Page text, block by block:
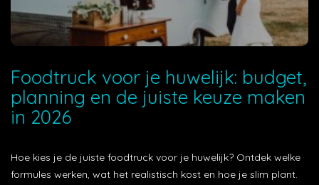
Foodtruck voor je huwelijk: budget,
planning en de juiste keuze maken
in 2026
Hoe kies je de juiste foodtruck voor je huwelijk? Ontdek welke
formules werken, wat het realistisch kost en hoe je slim plant.